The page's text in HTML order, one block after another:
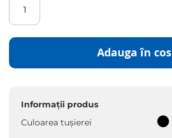
Adauga în cos
Informații produs
Culoarea tușierei